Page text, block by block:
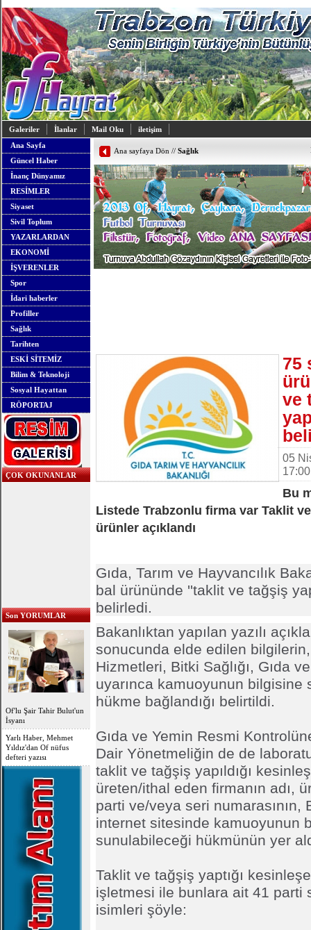
Galeriler İlanlar Mail Oku
iletişim
Ana Sayfa
Güncel Haber
İnanç Dünyamız
RESİMLER
Siyaset
Sivil Toplum
YAZARLARDAN
EKONOMİ
İŞVERENLER
Spor
İdari haberler
Profiller
Sağlık
Tarihten
ESKİ SİTEMİZ
Bilim & Teknoloji
Sosyal Hayattan
RÖPORTAJ
ÇOK OKUNANLAR
Son YORUMLAR
Of'lu Şair Tahir Bulut'un
İsyanı
Yarlı Haber, Mehmet
Yıldız'dan Of nüfus
defteri yazısı
Ana sayfaya Dön // Sağlık
75
ve
05
17:00
Bu
Listede Trabzonlu firma var Taklit
ürünler açıklandı
Gıda, Tarım ve Hayvancılık
bal ürününde ''taklit ve tağşiş
belirledi.
Bakanlıktan yapılan yazılı
sonucunda elde edilen
Hizmetleri, Bitki Sağlığı, Gıda
uyarınca kamuoyunun bilgisine
hükme bağlandığı belirtildi.
Gıda ve Yemin Resmi
Dair Yönetmeliğin de de
taklit ve tağşiş yapıldığı
üreten/ithal eden firmanın adı,
parti ve/veya seri numarasının,
internet sitesinde kamuoyunun
sunulabileceği hükmünün yer
Taklit ve tağşiş yaptığı
işletmesi ile bunlara ait 41 parti
isimleri şöyle: